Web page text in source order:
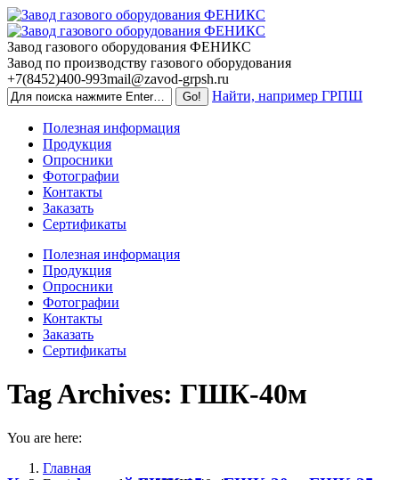
Skip
to
content
Завод газового оборудования ФЕНИКС
Завод по производству газового оборудования
+7(8452)400-993mail@zavod-grpsh.ru
Найти, например ГРПШ
Полезная информация
Продукция
Опросники
Фотографии
Контакты
Заказать
Сертификаты
Полезная информация
Продукция
Опросники
Фотографии
Контакты
Заказать
Сертификаты
Tag Archives: ГШК-40м
You are here:
Главная